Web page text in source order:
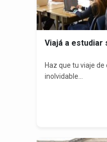
Viajá a estudiar
Haz que tu viaje de
inolvidable...